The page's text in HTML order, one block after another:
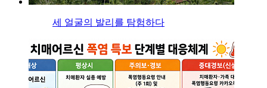
세 얼굴의 발리를 탐험하다